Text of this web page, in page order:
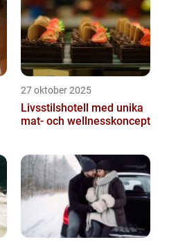
27 oktober 2025
Livsstilshotell med unika
mat- och wellnesskoncept